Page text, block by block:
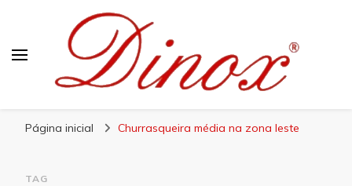
Página inicial Churrasqueira média na zona leste
TAG